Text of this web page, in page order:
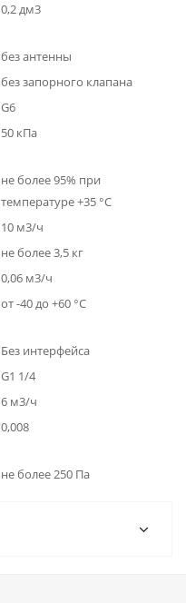
0,2 дм3
без антенны
без запорного клапана
G6
50 кПа
не более 95% при
температуре +35 °С
10 м3/ч
не более 3,5 кг
0,06 м3/ч
от -40 до +60 °С
Без интерфейса
G1 1/4
6 м3/ч
0,008
не более 250 Па